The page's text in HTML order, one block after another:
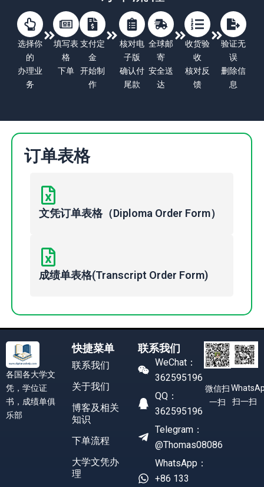
选择你
的
办理业
务
填写表
格
下单
支付定
金
开始制
作
核对电
子版
确认付
尾款
全球邮
寄
安全送
达
收货验
收
核对反
馈
验证无
误
删除信
息
订单表格
文凭订单表格（Diploma Order Form）
成绩单表格(Transcript Order Form)
各国各大学文
凭，学位证
书，成绩单俱
乐部
快捷菜单
联系我们
关于我们
博客及相关
知识
下单流程
大学文凭办
理
联系我们
WeChat：
362595196
QQ：
362595196
Telegram：
@Thomas08086
WhatsApp：
+86 133
微信扫
一扫
扫一扫